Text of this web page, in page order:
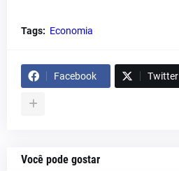
Tags: Economia
Facebook Twitter
Você pode gostar